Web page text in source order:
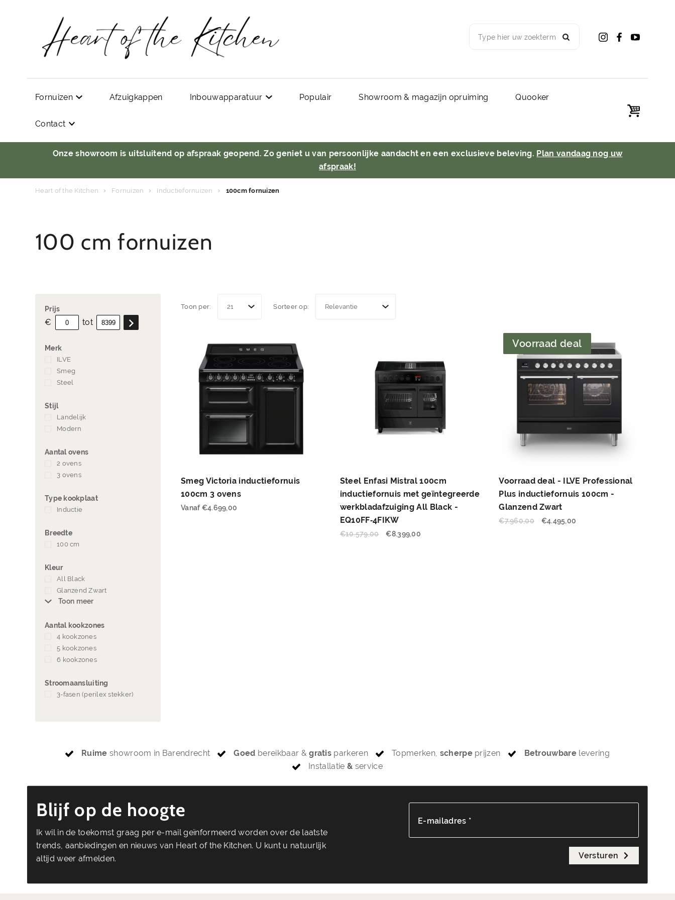
Type hier uw zoekterm
Fornuizen Afzuigkappen Inbouwapparatuur Populair Showroom & magazijn opruiming Quooker
Contact
Onze showroom is uitsluitend op afspraak geopend. Zo geniet u van persoonlijke aandacht en een exclusieve beleving. Plan vandaag nog uw
afspraak!
Heart of the Kitchen Fornuizen Inductiefornuizen 100cm fornuizen
100 cm fornuizen
Prijs
€ tot
Merk
ILVE
Smeg
Steel
Stijl
Landelijk
Modern
Aantal ovens
2 ovens
3 ovens
Type kookplaat
Inductie
Breedte
100 cm
Kleur
All Black
Glanzend Zwart
Toon meer
Aantal kookzones
4 kookzones
5 kookzones
6 kookzones
Stroomaansluiting
3-fasen (perilex stekker)
Toon per: Sorteer op:
Smeg Victoria inductiefornuis
100cm 3 ovens
Vanaf€4.699,00
Steel Enfasi Mistral 100cm
inductiefornuis met geïntegreerde
werkbladafzuiging All Black -
EQ10FF‑4FIKW
€10.579,00 €8.399,00
Voorraad deal
Voorraad deal - ILVE Professional
Plus inductiefornuis 100cm -
Glanzend Zwart
€7.960,00 €4.495,00
Ruimeshowroom in Barendrecht Goed bereikbaar &gratis parkeren Topmerken, scherpeprijzen Betrouwbare levering
Installatie & service
Blijf op de hoogte
Ik wil in de toekomst graag per e-mail geïnformeerd worden over de laatste
trends, aanbiedingen en nieuws van Heart of the Kitchen. U kunt u natuurlijk
altijd weer afmelden.
E-mailadres *
Versturen